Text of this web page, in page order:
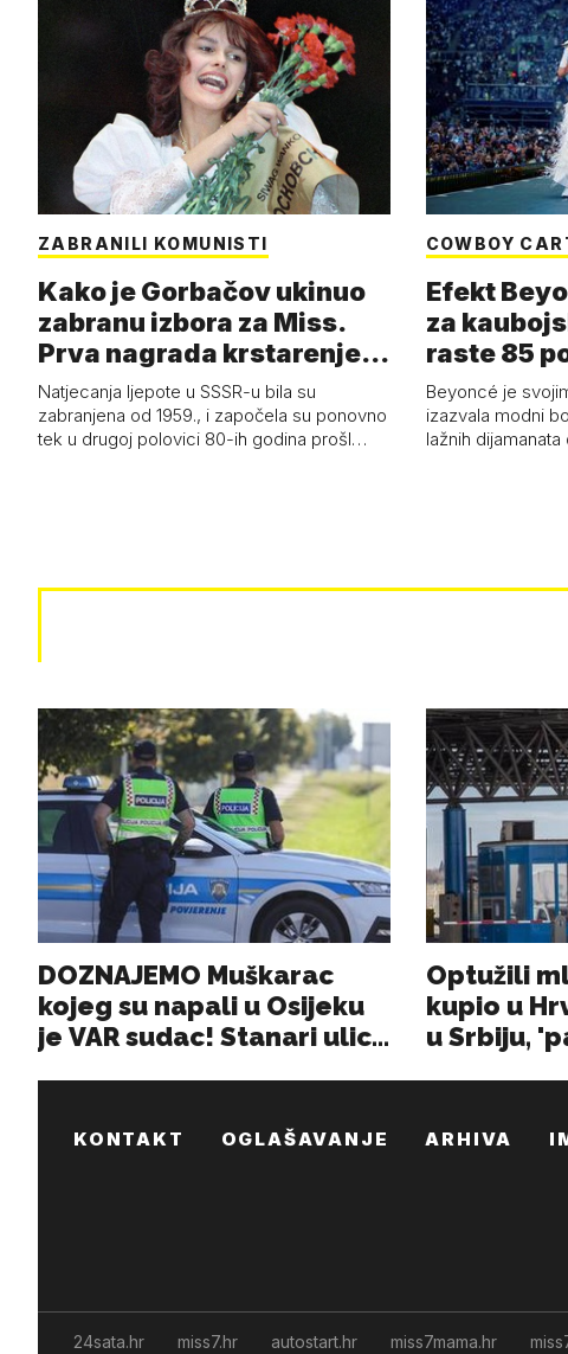
ZABRANILI KOMUNISTI
Kako je Gorbačov ukinuo
zabranu izbora za Miss.
Prva nagrada krstarenje
Jadran…
Natjecanja ljepote u SSSR-u bila su
zabranjena od 1959., i započela su ponovno
tek u drugoj polovici 80-ih godina prošl…
COWBOY
Efekt
za
raste 85
čizmama
Beyoncé je
izazvala modni
lažnih
KONTAKT OGLAŠAVANJE ARHIVA
24sata.hr miss7.hr autostart.hr miss7mama.hr